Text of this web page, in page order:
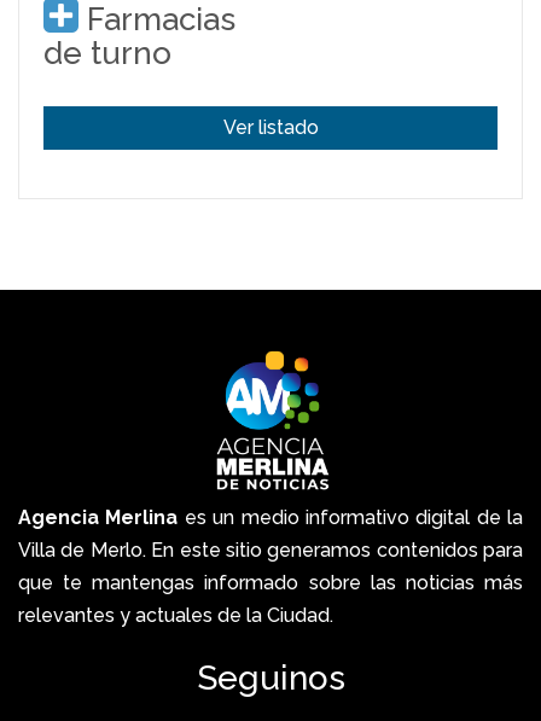
Farmacias
de turno
Ver listado
Agencia Merlina es un medio informativo digital de la
Villa de Merlo. En este sitio generamos contenidos para
que te mantengas informado sobre las noticias más
relevantes y actuales de la Ciudad.
Seguinos